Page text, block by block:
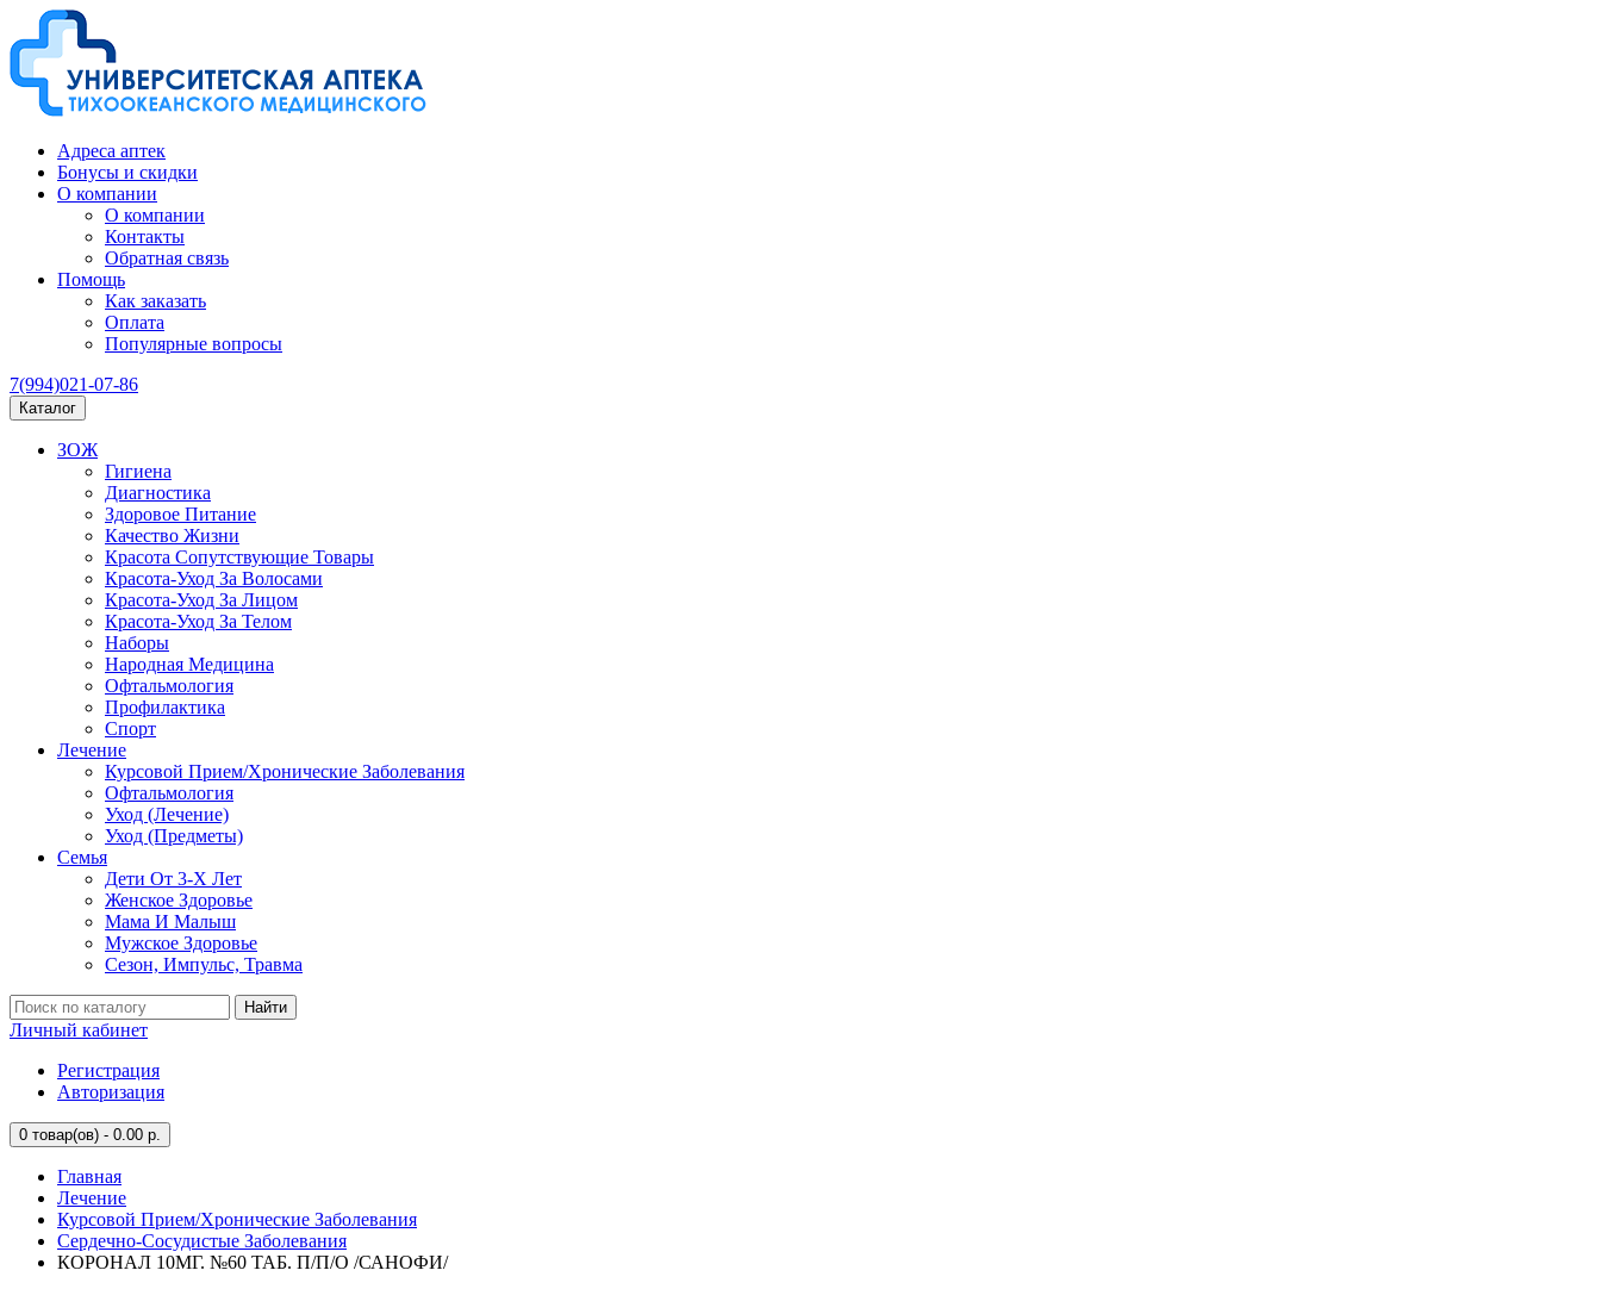
Адреса аптек
Бонусы и скидки
О компании
О компании
Контакты
Обратная связь
Помощь
Как заказать
Оплата
Популярные вопросы
7(994)021-07-86
Каталог
ЗОЖ
Гигиена
Диагностика
Здоровое Питание
Качество Жизни
Красота Сопутствующие Товары
Красота-Уход За Волосами
Красота-Уход За Лицом
Красота-Уход За Телом
Наборы
Народная Медицина
Офтальмология
Профилактика
Спорт
Лечение
Курсовой Прием/Хронические Заболевания
Офтальмология
Уход (Лечение)
Уход (Предметы)
Семья
Дети От 3-Х Лет
Женское Здоровье
Мама И Малыш
Мужское Здоровье
Сезон, Импульс, Травма
Найти
Личный кабинет
Регистрация
Авторизация
0 товар(ов) - 0.00 р.
Главная
Лечение
Курсовой Прием/Хронические Заболевания
Сердечно-Сосудистые Заболевания
КОРОНАЛ 10МГ. №60 ТАБ. П/П/О /САНОФИ/